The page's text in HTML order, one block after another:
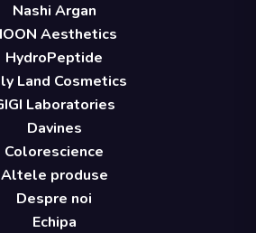
Nashi Argan
Aesthetics
HydroPeptide
Land Cosmetics
Laboratories
Davines
Colorescience
Altele produse
Despre noi
Echipa